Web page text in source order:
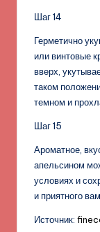
Шаг 14
Герметично
или винтовые
вверх,
таком
темном и
Шаг 15
Ароматное,
апельсином
условиях и
и приятного
Источник: